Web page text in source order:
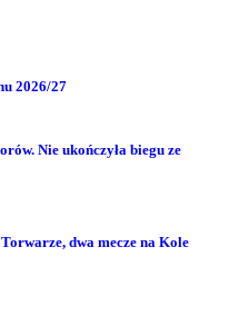
2026/27
Nie ukończyła biegu ze
dwa mecze na Kole